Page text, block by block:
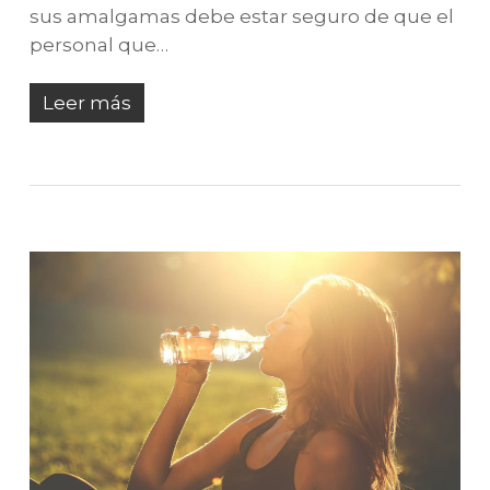
sus amalgamas debe estar seguro de que el
personal que…
Leer más